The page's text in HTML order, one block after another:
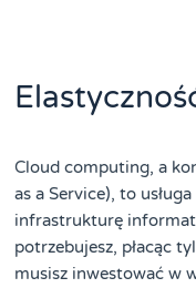
Cloud computing, a
as a Service), to
infrastrukturę
potrzebujesz, płacąc
musisz inwestować w